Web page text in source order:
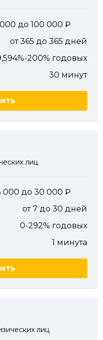
до 100 000
от 365 до 365 дней
200% годовых
30 минут
лиц
000 до 30 000
от 7 до 30 дней
0-292% годовых
1 минута
лиц